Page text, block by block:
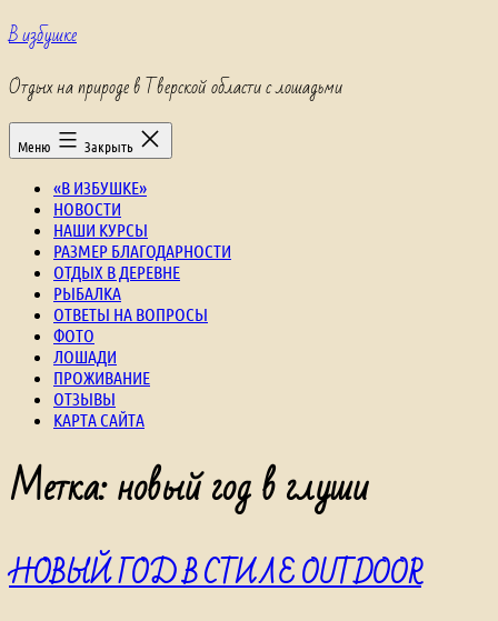
Перейти
к
В избушке
Отдых на природе в Тверской области с лошадьми
Меню Закрыть
«В ИЗБУШКЕ»
НОВОСТИ
НАШИ КУРСЫ
РАЗМЕР БЛАГОДАРНОСТИ
ОТДЫХ В ДЕРЕВНЕ
РЫБАЛКА
ОТВЕТЫ НА ВОПРОСЫ
ФОТО
ЛОШАДИ
ПРОЖИВАНИЕ
ОТЗЫВЫ
КАРТА САЙТА
Метка:новый год в глуши
НОВЫЙ ГОД В СТИЛЕ OUTDOOR